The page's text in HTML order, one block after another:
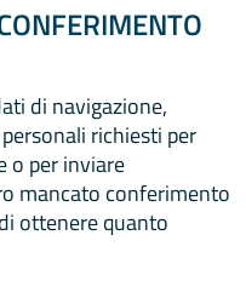
di navigazione,
richiesti per
o per inviare
mancato conferimento
ottenere quanto